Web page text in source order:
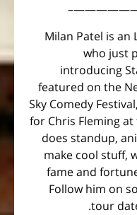
Milan Patel is an
who just
introducing
featured on the
Sky Comedy
for Chris Fleming
does standup,
make cool stuff,
fame and
Follow him on
tour